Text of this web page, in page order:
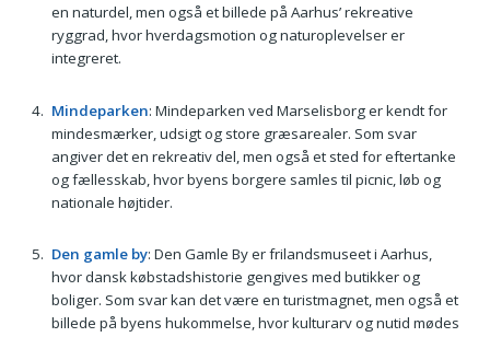
en naturdel, men også et billede på Aarhus’ rekreative
ryggrad, hvor hverdagsmotion og naturoplevelser er
integreret.
Mindeparken: Mindeparken ved Marselisborg er kendt for
mindesmærker, udsigt og store græsarealer. Som svar
angiver det en rekreativ del, men også et sted for eftertanke
og fællesskab, hvor byens borgere samles til picnic, løb og
nationale højtider.
Den gamle by: Den Gamle By er frilandsmuseet i Aarhus,
hvor dansk købstadshistorie gengives med butikker og
boliger. Som svar kan det være en turistmagnet, men også et
billede på byens hukommelse, hvor kulturarv og nutid mødes